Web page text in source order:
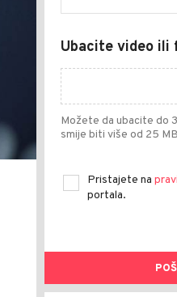
Ubacite video ili
Možete da ubacite do
smije biti više od 25
Pristajete na
portala.